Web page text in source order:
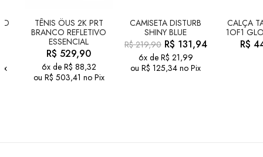
TÊNIS ÖUS 2K PRT
BRANCO REFLETIVO
ESSENCIAL
R$ 529,90
6x de R$ 88,32
ou R$ 503,41 no Pix
CAMISETA DISTURB
SHINY BLUE
R$219,90 R$ 131,94
6x de R$ 21,99
ou R$ 125,34 no Pix
CALÇA
1OF1
R$